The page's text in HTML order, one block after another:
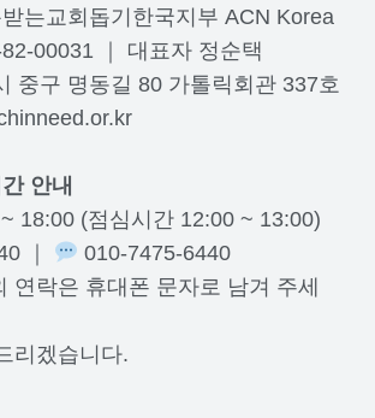
는교회돕기한국지부 ACN Korea
00031 ｜ 대표자 정순택
중구 명동길 80 가톨릭회관 337호
안내
18:00 (점심시간 12:00 ~ 13:00)
｜
010-7475-6440
락은 휴대폰 문자로 남겨 주세
리겠습니다.